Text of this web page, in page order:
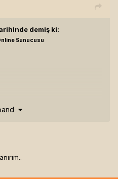
demiş ki:
Sunucusu